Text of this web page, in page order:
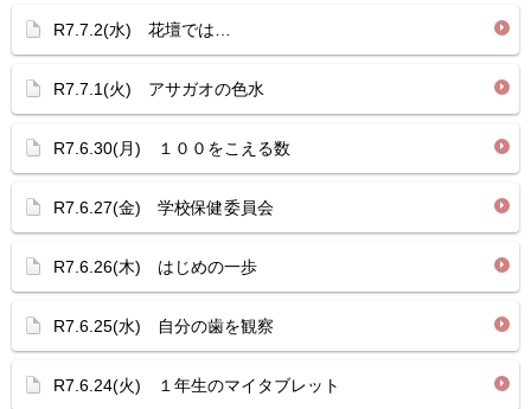
R7.7.2(水) 花壇では…
R7.7.1(火) アサガオの色水
R7.6.30(月) １００をこえる数
R7.6.27(金) 学校保健委員会
R7.6.26(木) はじめの一歩
R7.6.25(水) 自分の歯を観察
R7.6.24(火) １年生のマイタブレット